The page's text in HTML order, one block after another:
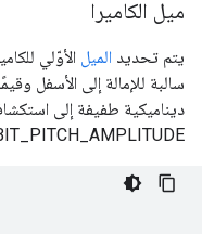
ميل الكاميرا
يتم تحديد الميل
سالبة للإمالة إلى الأسفل
ديناميكية طفيفة إلى